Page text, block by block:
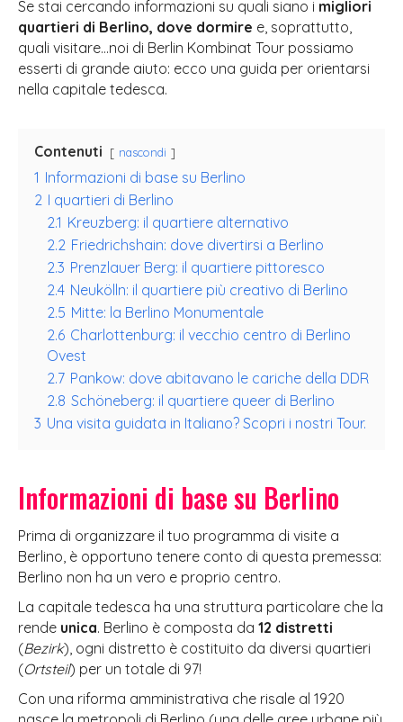
Se stai cercando informazioni su quali siano i migliori
quartieri di Berlino, dove dormire e, soprattutto,
quali visitare…noi di Berlin Kombinat Tour possiamo
esserti di grande aiuto: ecco una guida per orientarsi
nella capitale tedesca.
Contenuti nascondi
1 Informazioni di base su Berlino
2 I quartieri di Berlino
2.1 Kreuzberg: il quartiere alternativo
2.2 Friedrichshain: dove divertirsi a Berlino
2.3 Prenzlauer Berg: il quartiere pittoresco
2.4 Neukölln: il quartiere più creativo di Berlino
2.5 Mitte: la Berlino Monumentale
2.6 Charlottenburg: il vecchio centro di Berlino
Ovest
2.7 Pankow: dove abitavano le cariche della DDR
2.8 Schöneberg: il quartiere queer di Berlino
3 Una visita guidata in Italiano? Scopri i nostri Tour.
Informazioni di base su Berlino
Prima di organizzare il tuo programma di visite a
Berlino, è opportuno tenere conto di questa premessa:
Berlino non ha un vero e proprio centro.
La capitale tedesca ha una struttura particolare che la
rende unica. Berlino è composta da 12 distretti
(Bezirk), ogni distretto è costituito da diversi quartieri
(Ortsteil) per un totale di 97!
Con una riforma amministrativa che risale al 1920